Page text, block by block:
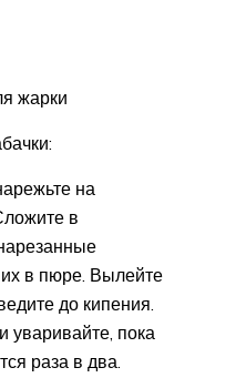
жарки
на
в
в пюре. Вылейте
до кипения.
уваривайте, пока
раза в два.